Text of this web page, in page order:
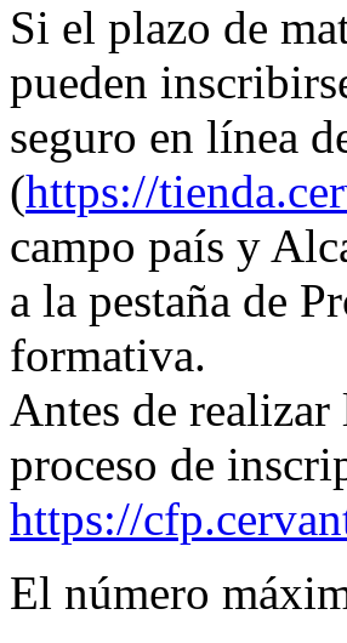
Si el plazo de
pueden
seguro en línea
(https://
campo país y
a la pestaña de
formativa.
Antes de
proceso de
https://
El número